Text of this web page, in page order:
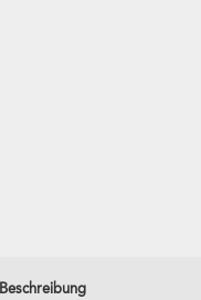
Beschreibung